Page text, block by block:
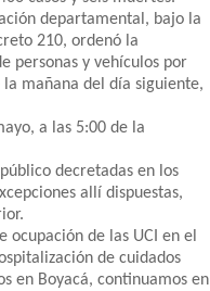
departamental, bajo la
210, ordenó la
personas y vehículos por
la mañana del día siguiente,
a las 5:00 de la
decretadas en los
allí dispuestas,
de las UCI en el
de cuidados
en Boyacá, continuamos en